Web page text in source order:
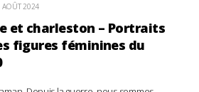
AOÛT 2024
et charleston – Portraits
figures féminines du